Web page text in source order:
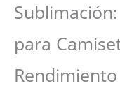
para
Rendimiento